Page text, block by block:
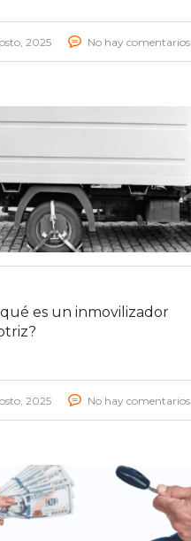
2025 No hay comentarios
qué es un inmovilizador
2025 No hay comentarios